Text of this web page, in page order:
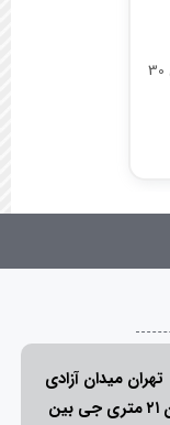
ترازوی قطعه شمار ساتریو مدل 30
تهران میدان آزادی
خیابان آزادی میدان استاد معین خیابان ۲۱ متری جی بین